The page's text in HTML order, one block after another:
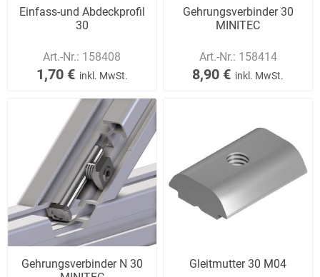
Einfass-und Abdeckprofil
30
Art.-Nr.: 158408
1,70 € inkl. MwSt.
Gehrungsverbinder 30
MINITEC
Art.-Nr.: 158414
8,90 € inkl. MwSt.
Gehrungsverbinder N 30
Gleitmutter 30 M04